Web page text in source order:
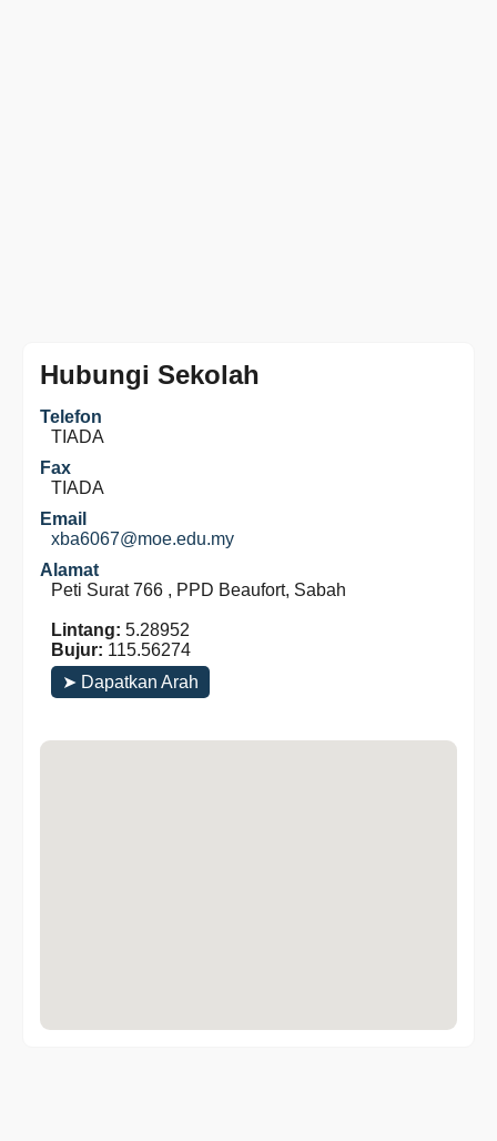
Hubungi Sekolah
Telefon
TIADA
Fax
TIADA
Email
xba6067@moe.edu.my
Alamat
Peti Surat 766 , PPD Beaufort, Sabah
Lintang: 5.28952
Bujur: 115.56274
➤ Dapatkan Arah